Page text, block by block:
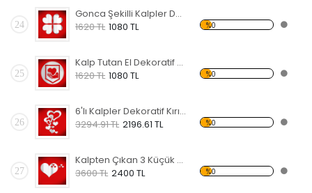
24
Gonca Şekilli Kalpler Dekoratif Kırılmaz Ayna
1620 TL 1080 TL %0
25
Kalp Tutan El Dekoratif Kırılmaz Ayna
1620 TL 1080 TL %0
26
6'lı Kalpler Dekoratif Kırılmaz Ayna
3294.91 TL 2196.61 TL %0
27
Kalpten Çıkan 3 Küçük Kalp Dekoratif Kırılmaz Ayna
3600 TL 2400 TL %0